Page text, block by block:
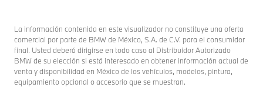
La información contenida en este visualizador no constituye una oferta
comercial por parte de BMW de México, S.A. de C.V. para el consumidor
final. Usted deberá dirigirse en todo caso al Distribuidor Autorizado
BMW de su elección si está interesado en obtener información actual de
venta y disponibilidad en México de los vehículos, modelos, pintura,
equipamiento opcional o accesorio que se muestran.